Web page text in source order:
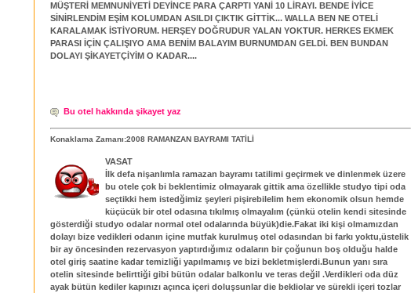
MÜŞTERİ MEMNUNİYETİ DEYİNCE PARA ÇARPTI YANİ 10 LİRAYI. BENDE İYİCE
SİNİRLENDİM EŞİM KOLUMDAN ASILDI ÇIKTIK GİTTİK... WALLA BEN NE OTELİ
KARALAMAK İSTİYORUM. HERŞEY DOĞRUDUR YALAN YOKTUR. HERKES EKMEK
PARASI İÇİN ÇALIŞIYO AMA BENİM BALAYIM BURNUMDAN GELDİ. BEN BUNDAN
DOLAYI ŞİKAYETÇİYİM O KADAR....
Bu otel hakkında şikayet yaz
Konaklama Zamanı:2008 RAMANZAN BAYRAMI TATİLİ
VASAT
İlk defa nişanlımla ramazan bayramı tatilimi geçirmek ve dinlenmek üzere
bu otele çok bi beklentimiz olmayarak gittik ama özellikle studyo tipi oda
seçtikki hem istedğimiz şeyleri pişirebilelim hem ekonomik olsun hemde
küçücük bir otel odasına tıkılmış olmayalım (çünkü otelin kendi sitesinde
gösterdiği studyo odalar normal otel odalarında büyük)die.Fakat iki kişi olmamızdan
dolayı bize vedikleri odanın içine mutfak kurulmuş otel odasından bi farkı yoktu,üstelik
bir ay öncesinden rezervasyon yaptırdığımız odaların bir çoğunun boş olduğu halde
otel giriş saatine kadar temizliği yapılmamış ve bizi bekletmişlerdi.Bunun yanı sıra
otelin sitesinde belirttiği gibi bütün odalar balkonlu ve teras değil .Verdikleri oda düz
ayak bütün kediler kapınızı açınca içeri doluşsunlar die bekliolar ve sürekli içeri tozlar